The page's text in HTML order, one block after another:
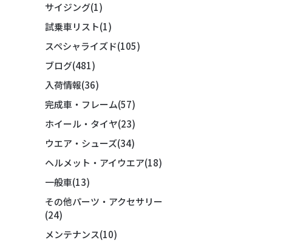
サイジング(1)
試乗車リスト(1)
スペシャライズド(105)
ブログ(481)
入荷情報(36)
完成車・フレーム(57)
ホイール・タイヤ(23)
ウエア・シューズ(34)
ヘルメット・アイウエア(18)
一般車(13)
その他パーツ・アクセサリー
(24)
メンテナンス(10)